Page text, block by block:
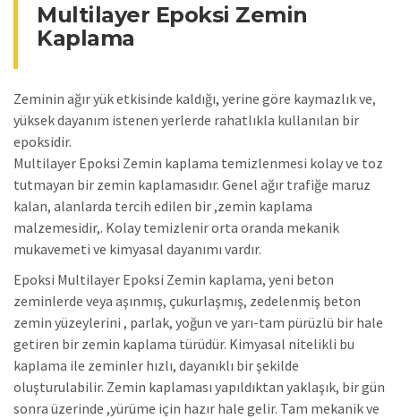
Multilayer Epoksi Zemin
Kaplama
Zeminin ağır yük etkisinde kaldığı, yerine göre kaymazlık ve,
yüksek dayanım istenen yerlerde rahatlıkla kullanılan bir
epoksidir.
Multilayer Epoksi Zemin kaplama temizlenmesi kolay ve toz
tutmayan bir zemin kaplamasıdır. Genel ağır trafiğe maruz
kalan, alanlarda tercih edilen bir ,zemin kaplama
malzemesidir,. Kolay temizlenir orta oranda mekanik
mukavemeti ve kimyasal dayanımı vardır.
Epoksi Multilayer Epoksi Zemin kaplama, yeni beton
zeminlerde veya aşınmış, çukurlaşmış, zedelenmiş beton
zemin yüzeylerini , parlak, yoğun ve yarı-tam pürüzlü bir hale
getiren bir zemin kaplama türüdür. Kimyasal nitelikli bu
kaplama ile zeminler hızlı, dayanıklı bir şekilde
oluşturulabilir. Zemin kaplaması yapıldıktan yaklaşık, bir gün
sonra üzerinde ,yürüme için hazır hale gelir. Tam mekanik ve